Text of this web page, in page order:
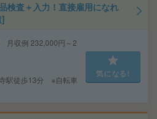
検査＋入力！直接雇用になれ
]
月収例 232,000円～2
駅徒歩13分 ※自転車
気になる!